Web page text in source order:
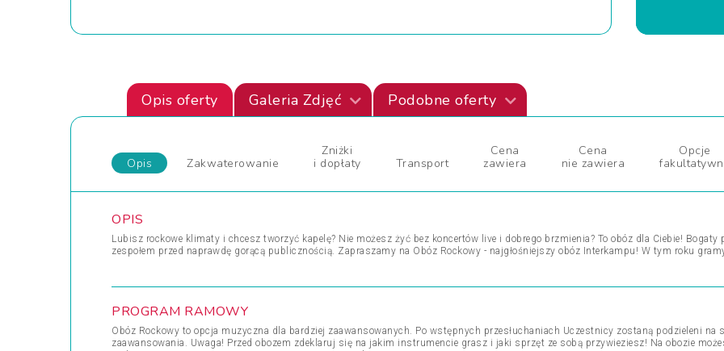
Opis oferty Galeria Zdjęć Podobne oferty
Opis Zakwaterowanie
Zniżki
i dopłaty
Transport
Cena
zawiera
Cena
nie zawiera
Opcje
OPIS
Lubisz rockowe klimaty i chcesz tworzyć kapelę? Nie możesz żyć bez koncertów live i dobrego brzmienia? To obóz dla Ciebie!
zespołem przed naprawdę gorącą publicznością. Zapraszamy na Obóz Rockowy - najgłośniejszy obóz Interkampu! W tym roku
PROGRAM RAMOWY
Obóz Rockowy to opcja muzyczna dla bardziej zaawansowanych. Po wstępnych przesłuchaniach Uczestnicy zostaną podzieleni
zaawansowania. Uwaga! Przed obozem zdeklaruj się na jakim instrumencie grasz i jaki sprzęt ze sobą przywieziesz! Na obozie